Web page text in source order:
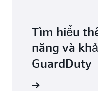
Tìm hiểu
năng và
GuardDuty